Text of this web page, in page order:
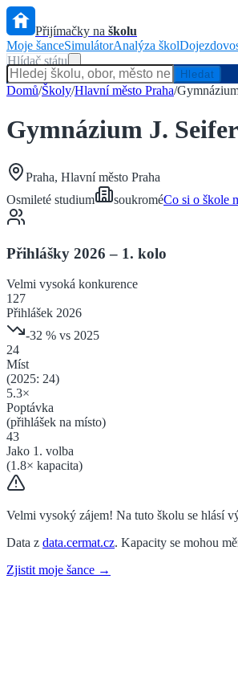
Přijímačky na školu
Moje šanceSimulátorAnalýza škol
Hlídač státu
Hledat
Domů/Školy/Hlavní město Praha/
Gymnázium J.
Praha, Hlavní město Praha
Osmileté studium soukroméCo si o škole
Přihlášky 2026 – 1. kolo
Velmi vysoká konkurence
127
Přihlášek 2026
-32 % vs 2025
24
Míst
(2025: 24)
5.3×
Poptávka
(přihlášek na místo)
43
Jako 1. volba
(1.8× kapacita)
Velmi vysoký zájem! Na tuto školu se hlásí
Data z data.cermat.cz. Kapacity se mohou
Zjistit moje šance →